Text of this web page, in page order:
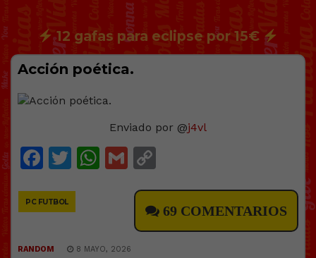
12 gafas para eclipse por 15€
Acción poética.
Enviado por @j4vl
Facebook
Twitter
WhatsApp
Gmail
PC FUTBOL
69 COMENTARIOS
RANDOM 8 MAYO, 2026